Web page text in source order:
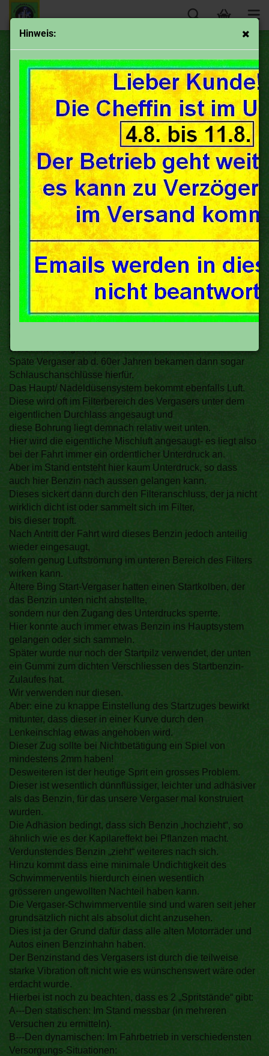
Hinweis:
Mein Vergaser tropft-warum?
Mein Vergaser tropft (kein Defekt)
Alle Vergaser, mit denen wir es in der Oldtimerei zu tun
haben, sind
nicht als „dicht“ konstruiert.
Belegt wird dies zum einen an den ungeliebten
Schmutzansammlungen in Vergasernähe vieler
Fahrzeuge,
als auch an Konstruktionsdetails wie Ableitblechen/
Auffangwannen mit Ablauf.
Zu sehen bei DKW RT Modellen, Ardie, Combimot mit
Vergaserbecher sowie bei vielen Automobilen,
bei denen unter den Vergasern Abtropfbleche montiert
sind.
Begründet ist dies zum einen dadurch, dass der Vergaser
an mehreren Stellen Luft benötigt.
Zum Beispiel braucht die Schwimmerkammer eine
Belüftung, das Leerlaufsystem, ein eventuell vorhandenes
Startsystem und schräg montierte Vergaser haben oft noch
Abtropflöcher
(Zündapp S Modelle, Zündapp Schrägdüser, Horex und
viele Amal Vergaser).
Späte Vergaser ab d. 60er Jahren bekamen dann sogar
Schlauschanschlüsse hierfür.
Das Haupt/ Nadeldüsensystem bekommt ebenfalls Luft.
Diese wird oft im Filterbereich des Vergasers unter dem
eigentlichen Durchlass angesaugt und
diese Bohrung liegt demnach relativ weit unten.
Hier wird die eigentliche Mischluft angesaugt- es liegt also
bei der Fahrt immer ein ordentlicher Unterdruck an.
Aber im Stand entsteht hier kaum Unterdruck, so dass
auch hier Benzin nach aussen gelangen kann.
Dieses sickert dann durch den Filteranschluss, der ja nicht
wirklich dicht ist oder sammelt sich im Filter,
bis dieser tropft.
Nach Antritt der Fahrt wird dieses Benzin jedoch anteilig
wieder eingesaugt,
sofern genug Luftströmung im unteren Bereich des Filters
wirken kann.
Ältere Bing Start-Vergaser hatten einen Startkolben, der
das Benzin unten nicht abstellte,
sondern nur den Zugang des Unterdrucks sperrte.
Hier konnte auch immer etwas Benzin ins Hauptsystem
gelangen oder sich sammeln.
Später wurde nur noch der Startpilz verwendet, der unten
ein Gummi zum dichten Verschliessen des Startbenzin-
Zulaufes hat.
Wir verwenden nur diesen.
Aber: eine zu knappe Einstellung des Startzuges bewirkt
mitunter, dass dieser in einer Kurve durch den
Lenkeinschlag etwas angehoben wird.
Dieser Zug sollte bei Nichtbetätigung ein Spiel von
mindestens 2mm haben!
Desweiteren ist der heutige Sprit ein grosses Problem.
Dieser ist wesentlich dünnflüssiger, leichter und adhäsiver
als das Benzin, für das unsere Vergaser mal konstruiert
wurden.
Die Adhäsion bedingt, dass sich Benzin „hochzieht“, so
ähnlich wie es der Kapilareffekt bei Pflanzen macht.
Verdunstendes Benzin „zieht“ weiteres nach sich.
Hinzu kommt dass eine minimale Undichtigkeit des
Schwimmerventils hierdurch einen wesentlich
grösseren ungewollten Nachteil haben kann.
Die Vergaser-Schwimmerventile sind und waren seit jeher
grundsätzlich nicht als absolut dicht anzusehen.
Dies ist ja der Grund dafür dass alle alten Motorräder und
Autos einen Benzinhahn haben.
Der Benzinstand des Vergasers ist durch die teilweise
starke Vibration oft nicht wie es wünschenswert wäre oder
erdacht wurde.
Hierbei ist noch zu beachten, dass es 2 „Spritstände“ gibt:
A---Den statischen: Im Stand messbar (in mehreren
Versuchen zu ermitteln).
B---Den dynamischen: Im Fahrbetrieb in verschiedensten
Versorgungs-Situationen: